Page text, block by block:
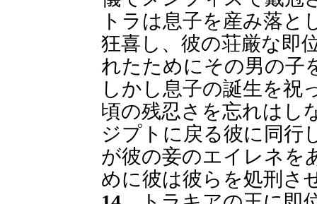
トラは息子を産み落
狂喜し、彼の荘厳な即
れたためにその男の子
しかし息子の誕生を祝
頃の残忍さを忘れはし
ジプトに戻る彼に同行
が彼の妾のエイレネを
めに彼は彼らを処刑さ